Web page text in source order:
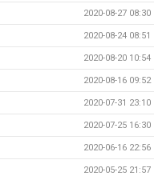
2020-08-27 08:30
2020-08-24 08:51
2020-08-20 10:54
2020-08-16 09:52
2020-07-31 23:10
2020-07-25 16:30
2020-06-16 22:56
2020-05-25 21:57